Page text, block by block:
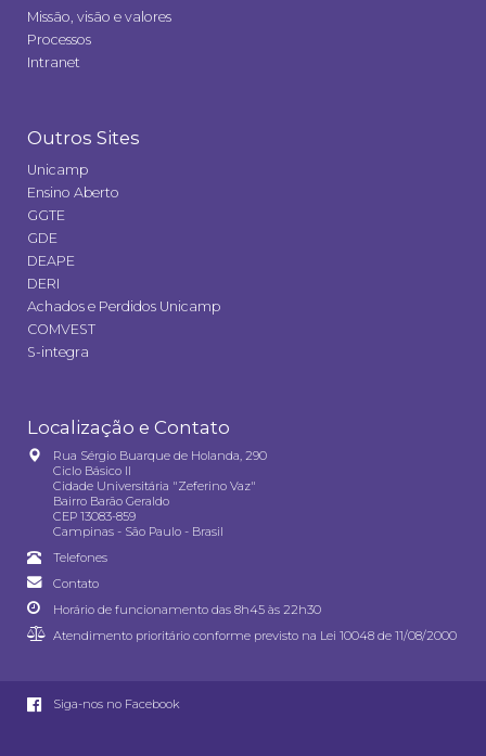
Missão, visão e valores
Processos
Intranet
Outros Sites
Unicamp
Ensino Aberto
GGTE
GDE
DEAPE
DERI
Achados e Perdidos Unicamp
COMVEST
S-integra
Localização e Contato
Rua Sérgio Buarque de Holanda, 290
Ciclo Básico II
Cidade Universitária "Zeferino Vaz"
Bairro Barão Geraldo
CEP 13083-859
Campinas - São Paulo - Brasil
Telefones
Contato
Horário de funcionamento das 8h45 às 22h30
Atendimento prioritário conforme previsto na Lei 10048 de 11/08/2000
Siga-nos no Facebook